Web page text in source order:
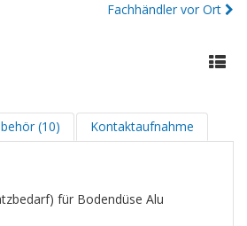
Fachhändler vor Ort
(10) Kontaktaufnahme
für Bodendüse Alu